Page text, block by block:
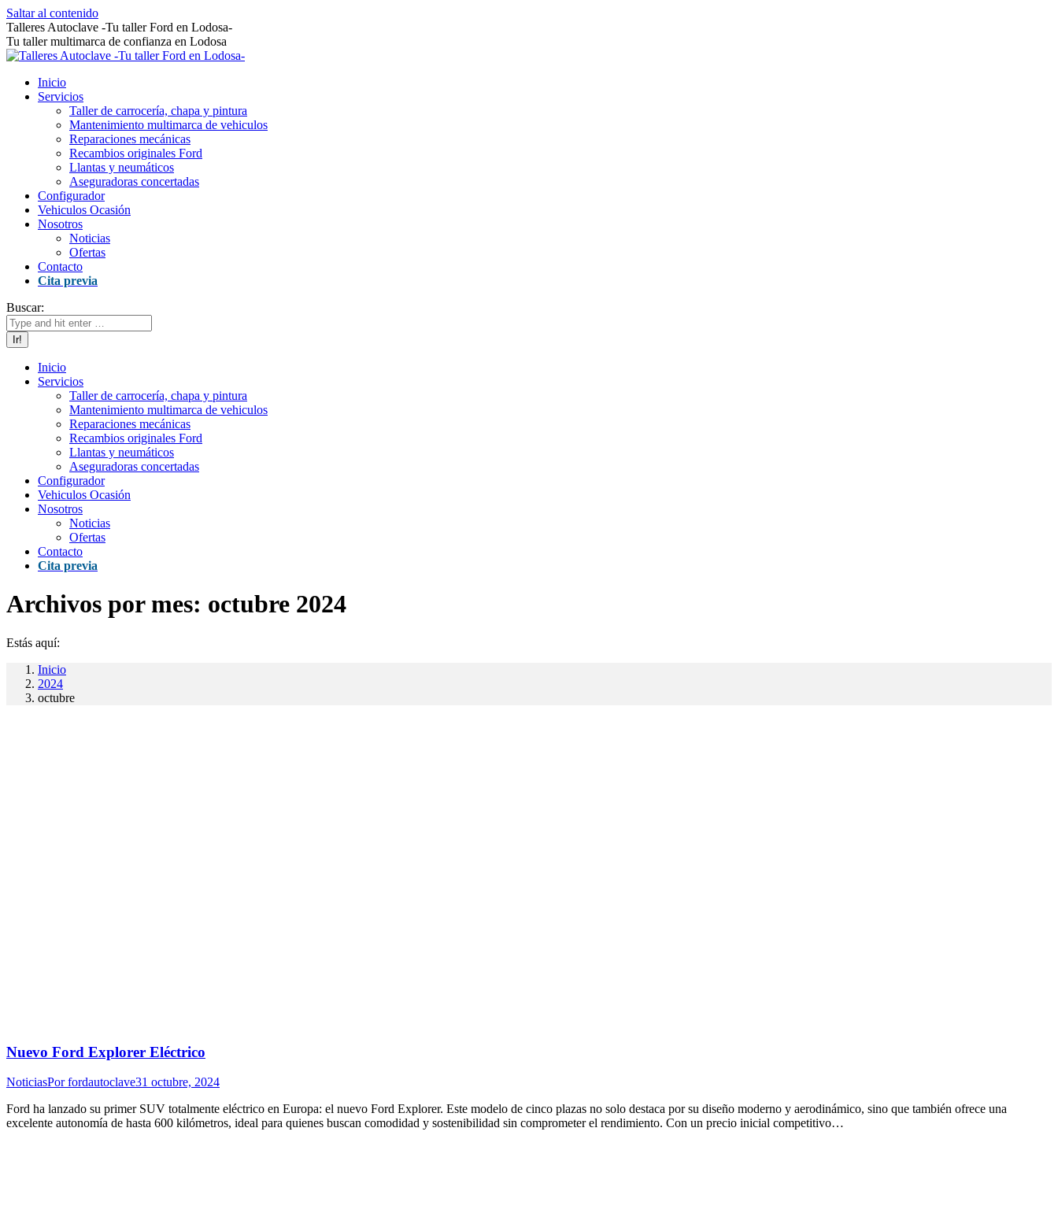
Saltar al contenido
Talleres Autoclave -Tu taller Ford en Lodosa-
Tu taller multimarca de confianza en Lodosa
Inicio
Servicios
Taller de carrocería, chapa y pintura
Mantenimiento multimarca de vehiculos
Reparaciones mecánicas
Recambios originales Ford
Llantas y neumáticos
Aseguradoras concertadas
Configurador
Vehiculos Ocasión
Nosotros
Noticias
Ofertas
Contacto
Cita previa
Buscar:
Inicio
Servicios
Taller de carrocería, chapa y pintura
Mantenimiento multimarca de vehiculos
Reparaciones mecánicas
Recambios originales Ford
Llantas y neumáticos
Aseguradoras concertadas
Configurador
Vehiculos Ocasión
Nosotros
Noticias
Ofertas
Contacto
Cita previa
Archivos por mes: octubre 2024
Estás aquí:
Inicio
2024
octubre
Nuevo Ford Explorer Eléctrico
NoticiasPorfordautoclave31 octubre, 2024
Ford ha lanzado su primer SUV totalmente eléctrico en Europa: el nuevo Ford Explorer. Este modelo de cinco plazas no solo destaca por su diseño moderno y aerodinámico, sino que también ofrece una
excelente autonomía de hasta 600 kilómetros, ideal para quienes buscan comodidad y sostenibilidad sin comprometer el rendimiento. Con un precio inicial competitivo…